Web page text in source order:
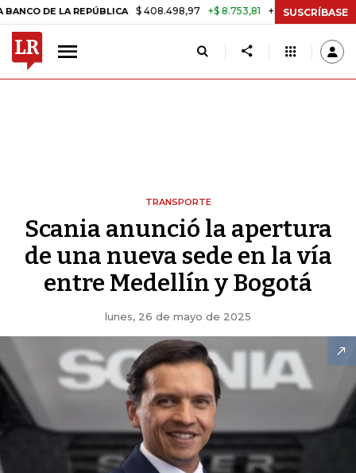
LA REPÚBLICA $ 408.498,97 +$ 8.753,81 +2,19% TASA DE
SUSCRÍBASE
TRANSPORTE
Scania anunció la apertura
de una nueva sede en la vía
entre Medellín y Bogotá
lunes, 26 de mayo de 2025